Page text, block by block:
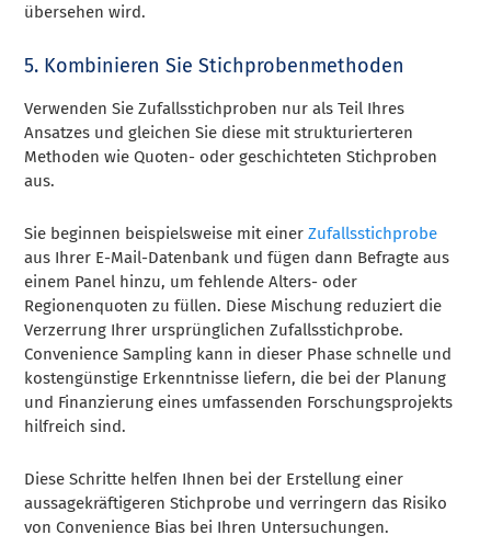
übersehen wird.
5. Kombinieren Sie Stichprobenmethoden
Verwenden Sie Zufallsstichproben nur als Teil Ihres
Ansatzes und gleichen Sie diese mit strukturierteren
Methoden wie Quoten- oder geschichteten Stichproben
aus.
Sie beginnen beispielsweise mit einerZufallsstichprobe
aus Ihrer E-Mail-Datenbank und fügen dann Befragte aus
einem Panel hinzu, um fehlende Alters- oder
Regionenquoten zu füllen. Diese Mischung reduziert die
Verzerrung Ihrer ursprünglichen Zufallsstichprobe.
Convenience Sampling kann in dieser Phase schnelle und
kostengünstige Erkenntnisse liefern, die bei der Planung
und Finanzierung eines umfassenden Forschungsprojekts
hilfreich sind.
Diese Schritte helfen Ihnen bei der Erstellung einer
aussagekräftigeren Stichprobe und verringern das Risiko
von Convenience Bias bei Ihren Untersuchungen.